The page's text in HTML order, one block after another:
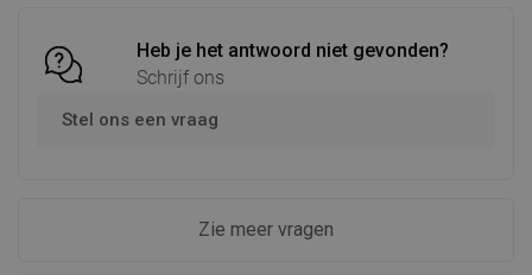
Heb je het antwoord niet gevonden?
Schrijf ons
Stel ons een vraag
Zie meer vragen